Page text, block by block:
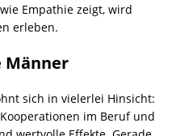
Empathie zeigt, wird
erleben.
Männer
sich in vielerlei Hinsicht:
im Beruf und